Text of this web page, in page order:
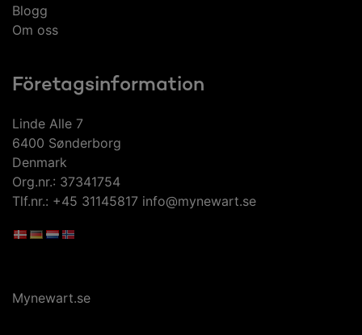
Blogg
Om oss
Företagsinformation
Linde Alle 7
6400 Sønderborg
Denmark
Org.nr.: 37341754
Tlf.nr.: +45 31145817 info@mynewart.se
Mynewart.se